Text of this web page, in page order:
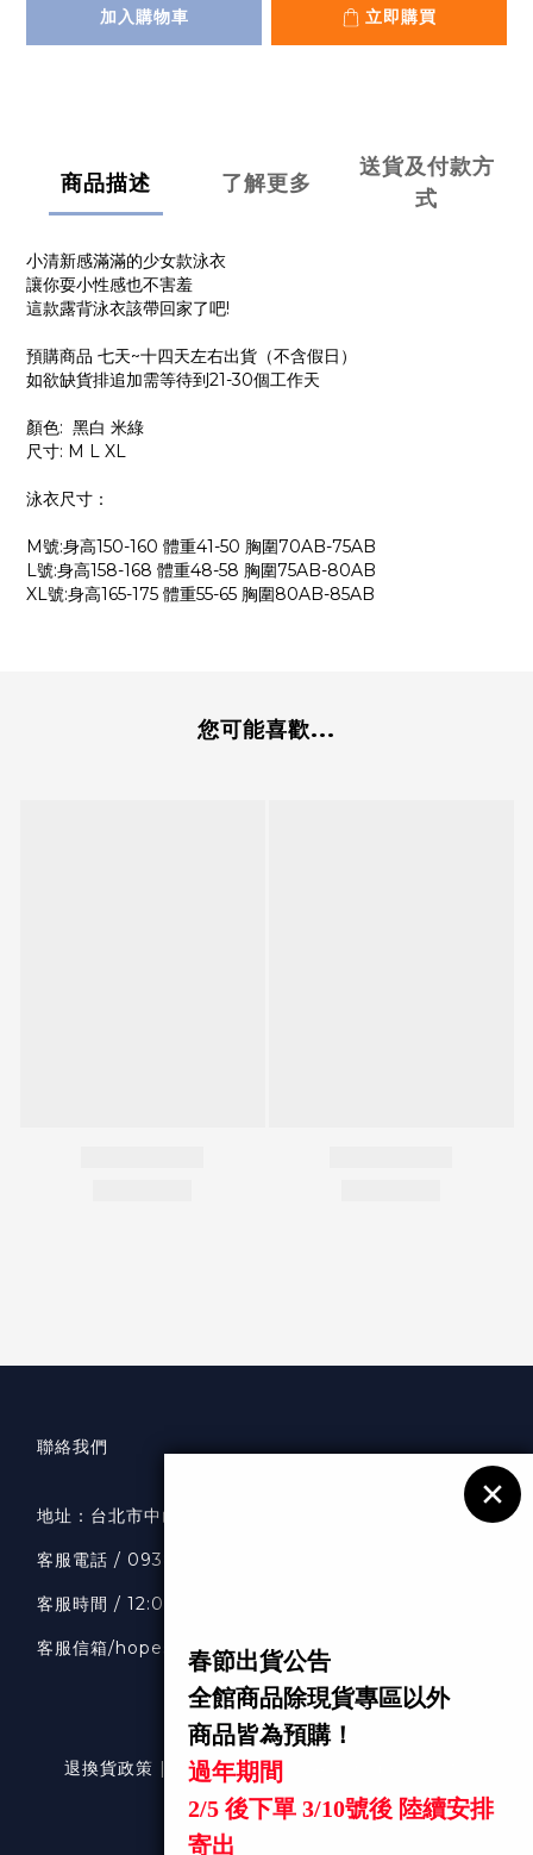
加入購物車 立即購買
商品描述 了解更多
送貨及付款方
式
小清新感滿滿的少女款泳衣
讓你耍小性感也不害羞
這款露背泳衣該帶回家了吧!
預購商品 七天~十四天左右出貨（不含假日）
如欲缺貨排追加需等待到21-30個工作天
顏色: 黑白 米綠
尺寸: M L XL
泳衣尺寸：
M號:身高150-160 體重41-50 胸圍70AB-75AB
L號:身高158-168 體重48-58 胸圍75AB-80AB
XL號:身高165-175 體重55-65 胸圍80AB-85AB
您可能喜歡...
聯絡我們
地址： 台北市中山區南京東路二段36號7樓
客服電話 / 0938318033
客服時間 / 12:00-20:00
客服信箱/hopeselects1111@gmail.com
退換貨政策 | 條款及細則 | 2024 © hopeselects